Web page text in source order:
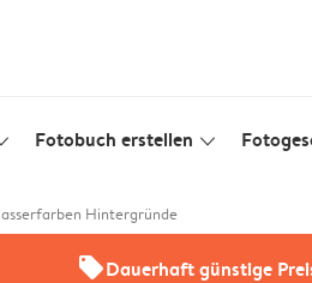
Fotobuch erstellen slim_arrow_down
Hintergründe
offersDauerhaft günstige